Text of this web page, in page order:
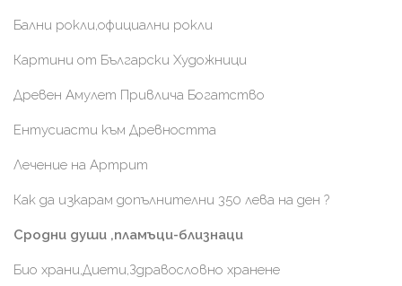
Бални рокли,официални рокли
Картини от Български Художници
Древен Амулет Привлича Богатство
Ентусиасти към Древността
Лечение на Артрит
Как да изкарам допълнителни 350 лева на ден ?
Сродни души ,пламъци-близнаци
Био храни,Диети,Здравословно хранене